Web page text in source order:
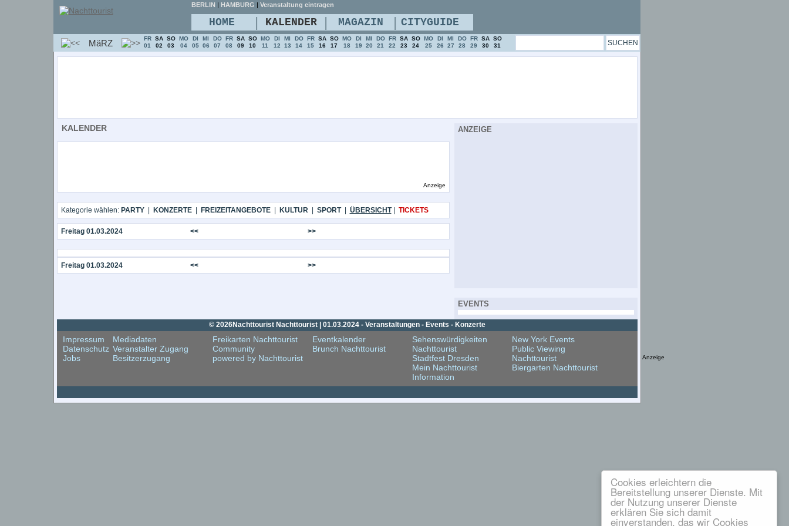
Cookies erleichtern die
Bereitstellung unserer Dienste. Mit
der Nutzung unserer Dienste
erklären Sie sich damit
einverstanden, das wir Cookies
KALENDER
Anzeige
Kategorie wählen: PARTY| KONZERTE| FREIZEITANGEBOTE| KULTUR| SPORT| ÜBERSICHT| TICKETS
Freitag 01.03.2024 << >>
Freitag 01.03.2024 << >>
ANZEIGE
EVENTS
© 2026Nachttourist Nachttourist | 01.03.2024 - Veranstaltungen - Events - Konzerte
Impressum
Datenschutz
Jobs
Mediadaten
Veranstalter Zugang
Besitzerzugang
Freikarten Nachttourist
Community
powered by Nachttourist
Eventkalender
Brunch Nachttourist
Sehenswürdigkeiten
Nachttourist
Stadtfest Dresden
Mein Nachttourist
Information
New York Events
Public Viewing
Nachttourist
Biergarten Nachttourist
BERLIN | HAMBURG | Veranstaltung eintragen
HOME | KALENDER | MAGAZIN | CITYGUIDE
MäRZ
FR
01
SA
02
SO
03
MO
04
DI
05
MI
06
DO
07
FR
08
SA
09
SO
10
MO
11
DI
12
MI
13
DO
14
FR
15
SA
16
SO
17
MO
18
DI
19
MI
20
DO
21
FR
22
SA
23
SO
24
MO
25
DI
26
MI
27
DO
28
FR
29
SA
30
SO
31
Anzeige